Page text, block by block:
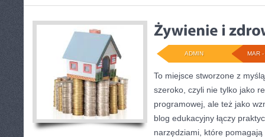
MAR
ADMIN
To miejsce stworzone z
szeroko, czyli nie tylko jako
programowej, ale też jako
blog edukacyjny łączy
narzędziami, które